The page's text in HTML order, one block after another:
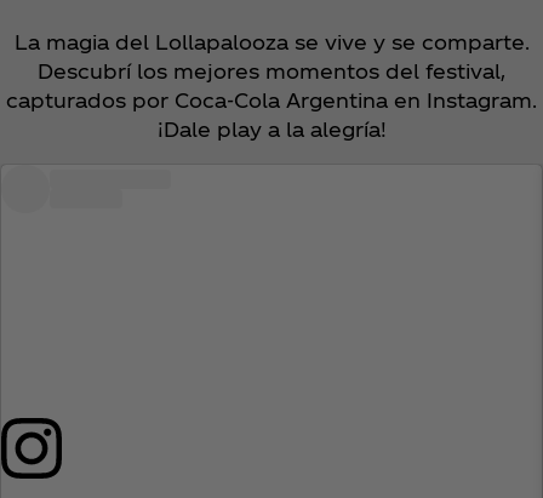
La magia del Lollapalooza se vive y se comparte.
Descubrí los mejores momentos del festival,
capturados por Coca‑Cola Argentina en Instagram.
¡Dale play a la alegría!